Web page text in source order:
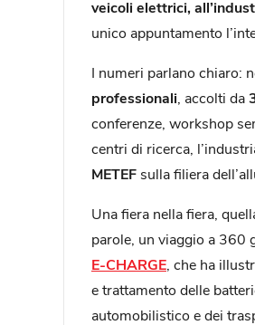
veicoli elettrici,
unico appuntamento
I numeri parlano chiaro:
professionali , accolti da
conferenze, workshop
centri di ricerca,
METEF sulla filiera
Una fiera nella fiera,
parole, un viaggio a 360
E-CHARGE , che ha
e trattamento delle
automobilistico e dei